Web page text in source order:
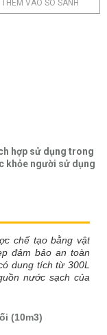
THÊM VÀO SO SÁNH
hợp sử dụng trong
khỏe người sử dụng
chế tạo bằng vật
đảm bảo an toàn
dung tích từ 300L
nước sạch của
(10m3)